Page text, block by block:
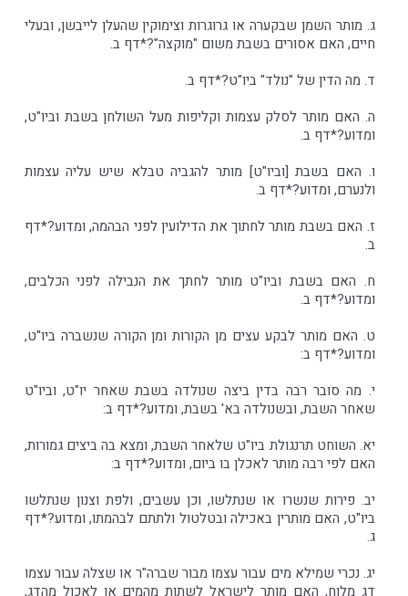
ג. מותר השמן שבקערה או גרוגרות וצימוקין שהעלן לייבשן, ובעלי
חיים, האם אסורים בשבת משום "מוקצה"?*דף ב.
ד. מה הדין של "נולד" ביו"ט?*דף ב.
ה. האם מותר לסלק עצמות וקליפות מעל השולחן בשבת וביו"ט,
ומדוע?*דף ב.
ו. האם בשבת [וביו"ט] מותר להגביה טבלא שיש עליה עצמות
ולנערם, ומדוע?*דף ב.
ז. האם בשבת מותר לחתוך את הדילועין לפני הבהמה, ומדוע?*דף
ב.
ח. האם בשבת וביו"ט מותר לחתך את הנבילה לפני הכלבים,
ומדוע?*דף ב.
ט. האם מותר לבקע עצים מן הקורות ומן הקורה שנשברה ביו"ט,
ומדוע?*דף ב:
י. מה סובר רבה בדין ביצה שנולדה בשבת שאחר יו"ט, וביו"ט
שאחר השבת, ובשנולדה בא' בשבת, ומדוע?*דף ב:
יא. השוחט תרנגולת ביו"ט שלאחר השבת, ומצא בה ביצים גמורות,
האם לפי רבה מותר לאכלן בו ביום, ומדוע?*דף ב:
יב. פירות שנשרו או שנתלשו, וכן עשבים, ולפת וצנון שנתלשו
ביו"ט, האם מותרין באכילה ובטלטול ולתתם לבהמתו, ומדוע?*דף
ג.
יג. נכרי שמילא מים עבור עצמו מבור שברה"ר או שצלה עבור עצמו
דג מלוח, האם מותר לישראל לשתות מהמים או לאכול מהדג,